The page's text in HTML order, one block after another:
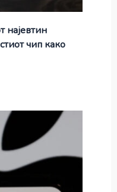
најевтин
чип како